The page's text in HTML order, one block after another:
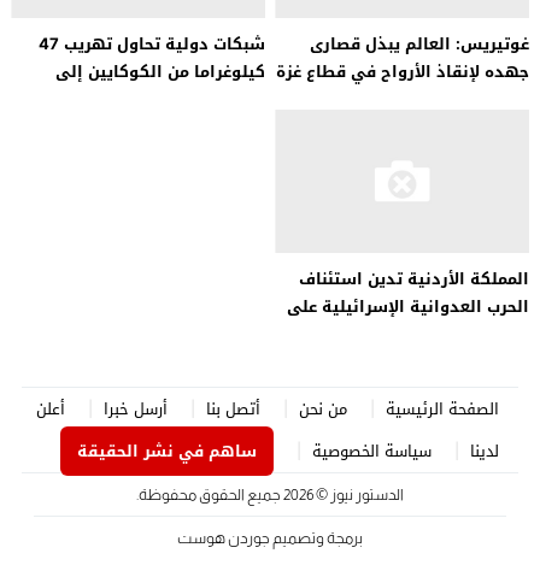
غوتيريس: العالم يبذل قصارى
جهده لإنقاذ الأرواح في قطاع غزة
شبكات دولية تحاول تهريب 47
كيلوغراما من الكوكايين إلى
المملكة الأردنية تدين استئناف
الحرب العدوانية الإسرائيلية على
الصفحة الرئيسية من نحن أتصل بنا أرسل خبرا
أعلن
لدينا
سياسة الخصوصية ساهم في نشر الحقيقة
الدستور نيوز © 2026 جميع الحقوق محفوظة.
برمجة وتصميم جوردن هوست